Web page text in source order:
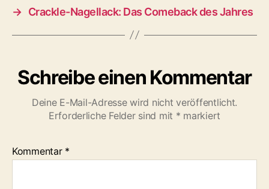
ö
t
→ Crackle-Nagellack: Das Comeback des Jahres
Schreibe einen Kommentar
Deine E-Mail-Adresse wird nicht veröffentlicht.
Erforderliche Felder sind mit * markiert
Kommentar *